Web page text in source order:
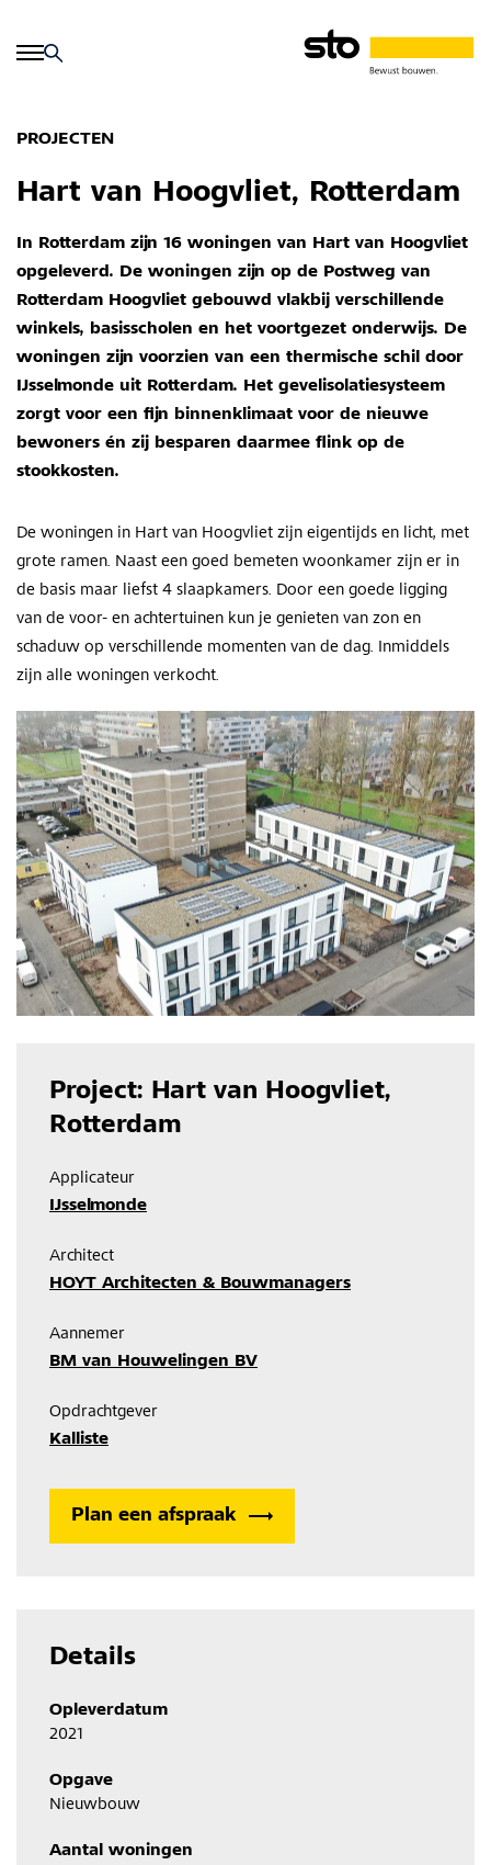
PROJECTEN
Hart van Hoogvliet, Rotterdam
In Rotterdam zijn 16 woningen van Hart van Hoogvliet
opgeleverd. De woningen zijn op de Postweg van
Rotterdam Hoogvliet gebouwd vlakbij verschillende
winkels, basisscholen en het voortgezet onderwijs. De
woningen zijn voorzien van een thermische schil door
IJsselmonde uit Rotterdam. Het gevelisolatiesysteem
zorgt voor een fijn binnenklimaat voor de nieuwe
bewoners én zij besparen daarmee flink op de
stookkosten.
De woningen in Hart van Hoogvliet zijn eigentijds en licht, met
grote ramen. Naast een goed bemeten woonkamer zijn er in
de basis maar liefst 4 slaapkamers. Door een goede ligging
van de voor- en achtertuinen kun je genieten van zon en
schaduw op verschillende momenten van de dag. Inmiddels
zijn alle woningen verkocht.
Project: Hart van Hoogvliet,
Rotterdam
Applicateur
IJsselmonde
Architect
HOYT Architecten & Bouwmanagers
Aannemer
BM van Houwelingen BV
Opdrachtgever
Kalliste
Plan een afspraak
Details
Opleverdatum
2021
Opgave
Nieuwbouw
Aantal woningen